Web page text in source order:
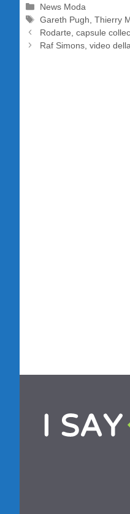
Categorie
News Moda
Tag
Gareth Pugh ,Thierry
Rodarte, capsule
Raf Simons, video